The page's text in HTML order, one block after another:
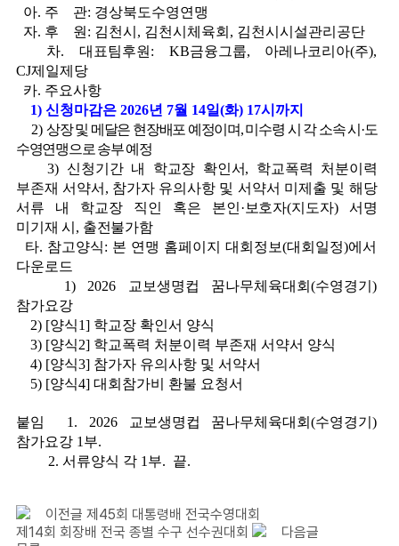
아. 주 관: 경상북도수영연맹
자. 후 원: 김천시, 김천시체육회, 김천시시설관리공단
차. 대표팀후원: KB금융그룹, 아레나코리아(주),
CJ제일제당
카. 주요사항
1) 신청마감은 2026년 7월 14일(화) 17시까지
2) 상장 및 메달은 현장배포 예정이며, 미수령 시 각 소속 시·도
수영연맹으로 송부 예정
3) 신청기간 내 학교장 확인서, 학교폭력 처분이력
부존재 서약서, 참가자 유의사항 및 서약서 미제출 및 해당
서류 내 학교장 직인 혹은 본인·보호자(지도자) 서명
미기재 시, 출전불가함
타. 참고양식: 본 연맹 홈페이지 대회정보(대회일정)에서
다운로드
1) 2026 교보생명컵 꿈나무체육대회(수영경기)
참가요강
2) [양식1] 학교장 확인서 양식
3) [양식2] 학교폭력 처분이력 부존재 서약서 양식
4) [양식3] 참가자 유의사항 및 서약서
5) [양식4] 대회참가비 환불 요청서
붙임 1. 2026 교보생명컵 꿈나무체육대회(수영경기)
참가요강 1부.
2. 서류양식 각 1부. 끝.
이전글 제45회 대통령배 전국수영대회
제14회 회장배 전국 종별 수구 선수권대회
다음글